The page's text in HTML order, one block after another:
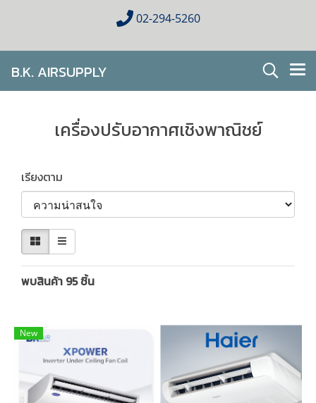
02-294-5260
B.K. AIRSUPPLY
เครื่องปรับอากาศเชิงพาณิชย์
เรียงตาม
พบสินค้า 95 ชิ้น
New